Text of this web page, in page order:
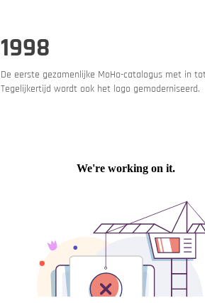
1998
De eerste gezamenlijke MoHo-catalogus met in
Tegelijkertijd wordt ook het logo gemoderniseerd.